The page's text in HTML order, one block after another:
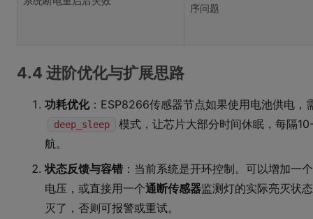
序问题
4.4 进阶优化与扩展思路
功耗优化：ESP8266传感器节点如果使用电池供电，
deep_sleep
模式，让芯片大部分时间休眠，每隔
航。
状态反馈与容错 ：当前系统是开环控制。可以增加一个
电压，或直接用一个通断传感器监测灯的实际亮灭状
灭了，否则可报警或重试。